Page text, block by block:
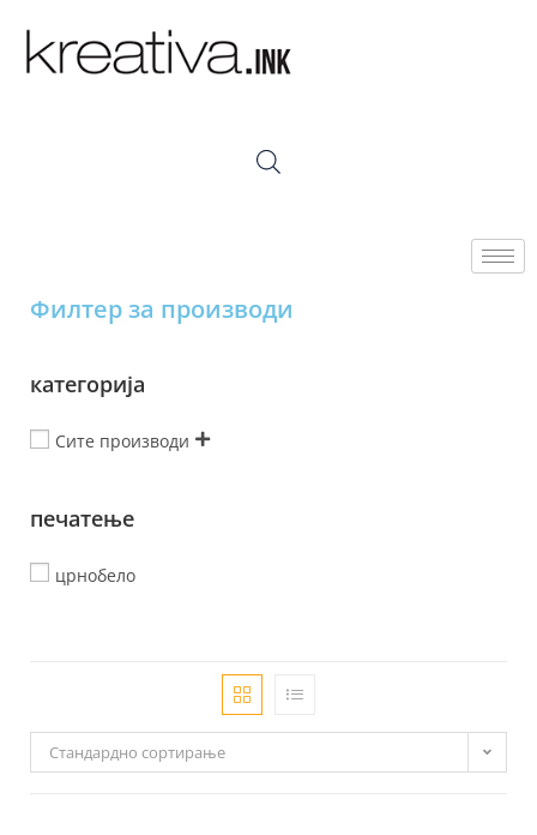
Филтер за производи
категорија
Сите производи
печатење
црнобело
Стандардно сортирање